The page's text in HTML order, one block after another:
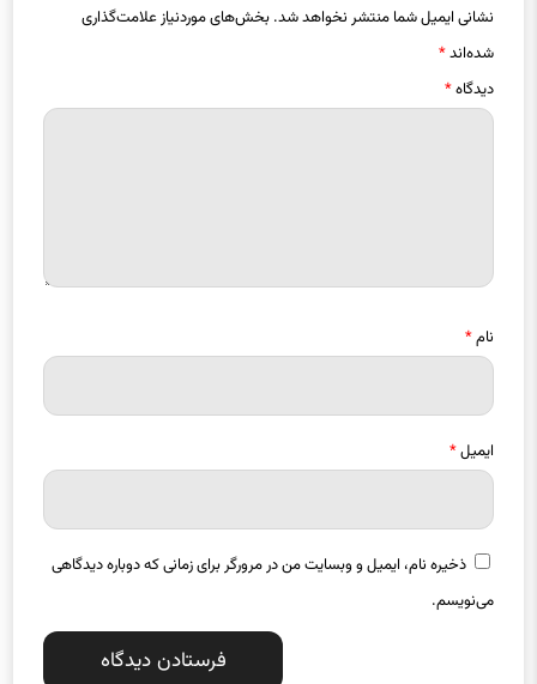
نشانی ایمیل شما منتشر نخواهد شد. بخش‌های موردنیاز علامت‌گذاری
شده‌اند*
دیدگاه*
نام*
ایمیل*
ذخیره نام، ایمیل و وبسایت من در مرورگر برای زمانی که دوباره دیدگاهی
می‌نویسم.